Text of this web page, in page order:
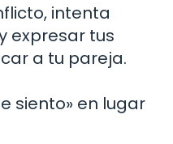
intenta
expresar tus
a tu pareja.
siento» en lugar